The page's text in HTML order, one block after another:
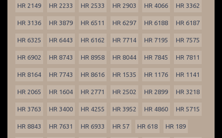
HR 2149 HR 2233 HR 2533 HR 2903 HR 4066 HR 3362
HR 3136 HR 3879 HR 6511 HR 6297 HR 6188 HR 6187
HR 6325 HR 6443 HR 6162 HR 7714 HR 7195 HR 7575
HR 6902 HR 8743 HR 8958 HR 8044 HR 7845 HR 7811
HR 8164 HR 7743 HR 8616 HR 1535 HR 1176 HR 1141
HR 2065 HR 1604 HR 2771 HR 2502 HR 2899 HR 3218
HR 3763 HR 3400 HR 4255 HR 3952 HR 4860 HR 5715
HR 8843 HR 7631 HR 6933 HR 57 HR 618 HR 189